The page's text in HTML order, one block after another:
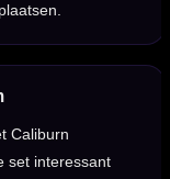
Caliburn
set interessant